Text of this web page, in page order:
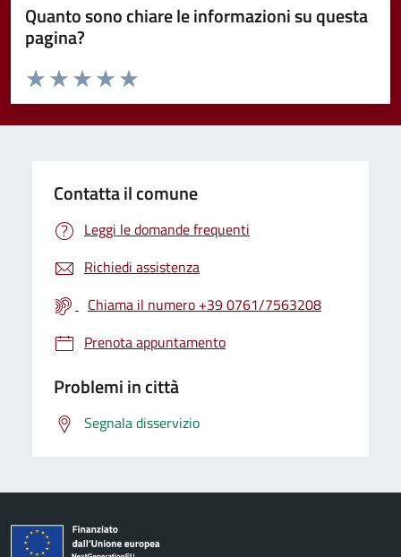
Quanto sono chiare le informazioni su questa
pagina?
Valuta da 1 a 5 stelle la pagina
Valuta 5 stelle su 5
Valuta 4 stelle su 5
Valuta 3 stelle su 5
Valuta 2 stelle su 5
Valuta 1 stelle su 5
Contatta il comune
Leggi le domande frequenti
Richiedi assistenza
Chiama il numero +39 0761/7563208
Prenota appuntamento
Problemi in città
Segnala disservizio